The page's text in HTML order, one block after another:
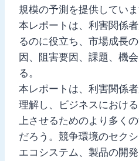
規模の予測を提供していま
本レポートは、利害関係
るのに役立ち、市場成長
因、阻害要因、課題、機
る。
本レポートは、利害関係
理解し、ビジネスにおけ
上させるためのより多く
だろう。競争環境のセク
エコシステム、製品の開